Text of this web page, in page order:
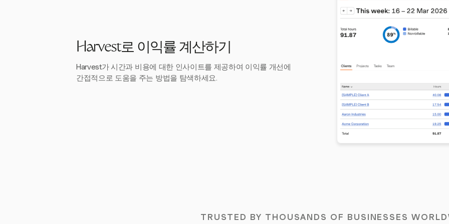
Harvest로 이익률 계산하기
Harvest가 시간과 비용에 대한 인사이트를 제공하여 이익률 개선에
간접적으로 도움을 주는 방법을 탐색하세요.
TRUSTED BY THOUSANDS OF BUSINESSES